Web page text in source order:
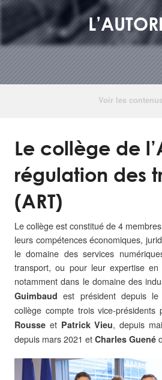
Le collège de
régulation des
(ART)
Le collège est constitué de 4
leurs compétences économiques,
le domaine des services
transport, ou pour leur expertise en
notamment dans le domaine des
Guimbaud est président depuis
collège compte trois vice-présidents
Rousse et Patrick Vieu, depuis
depuis mars 2021 et Charles Guené